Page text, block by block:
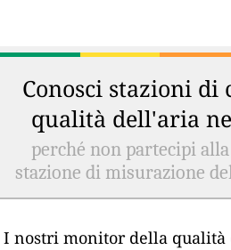
Conosci stazioni
qualità dell'aria
perché non partecipi
stazione di misurazione
I nostri monitor della qualità